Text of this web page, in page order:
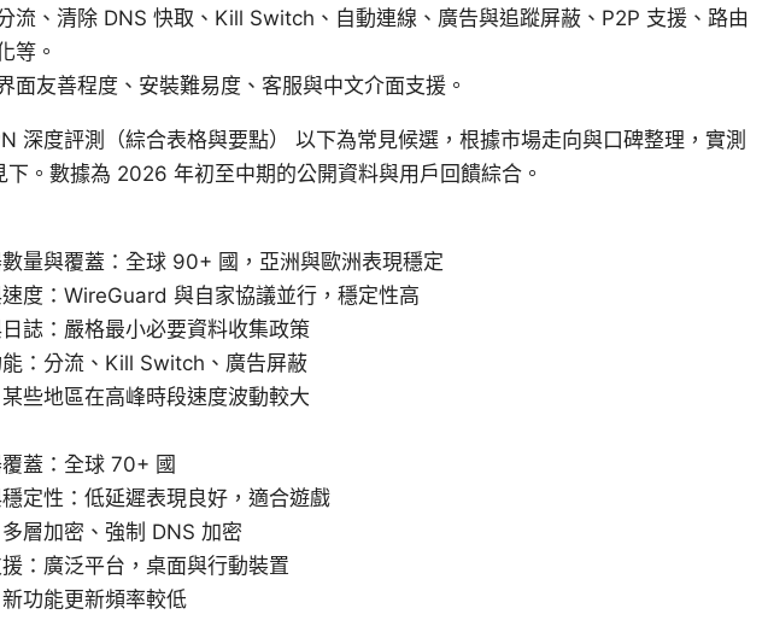
流、清除 DNS 快取、Kill Switch、自動連線、廣告與追蹤屏蔽、P2P 支援、路由
等。
面友善程度、安裝難易度、客服與中文介面支援。
深度評測（綜合表格與要點） 以下為常見候選，根據市場走向與口碑整理，實測
下。數據為 2026 年初至中期的公開資料與用戶回饋綜合。
量與覆蓋：全球 90+ 國，亞洲與歐洲表現穩定
度：WireGuard 與自家協議並行，穩定性高
誌：嚴格最小必要資料收集政策
能：分流、Kill Switch、廣告屏蔽
些地區在高峰時段速度波動較大
蓋：全球 70+ 國
定性：低延遲表現良好，適合遊戲
層加密、強制 DNS 加密
：廣泛平台，桌面與行動裝置
功能更新頻率較低